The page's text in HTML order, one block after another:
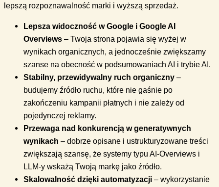
lepszą rozpoznawalność marki i wyższą sprzedaż.
Lepsza widoczność w Google i Google AI
Overviews – Twoja strona pojawia się wyżej w
wynikach organicznych, a jednocześnie zwiększamy
szanse na obecność w podsumowaniach AI i trybie AI.
Stabilny, przewidywalny ruch organiczny –
budujemy źródło ruchu, które nie gaśnie po
zakończeniu kampanii płatnych i nie zależy od
pojedynczej reklamy.
Przewaga nad konkurencją w generatywnych
wynikach – dobrze opisane i ustrukturyzowane treści
zwiększają szansę, że systemy typu AI-Overviews i
LLM-y wskażą Twoją markę jako źródło.
Skalowalność dzięki automatyzacji – wykorzystanie